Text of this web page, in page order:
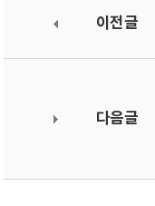
이전글
다음글